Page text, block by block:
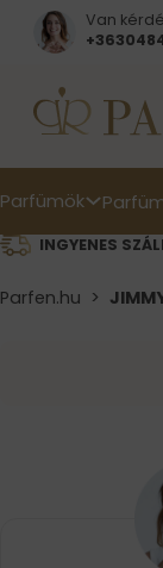
Van
Parfümök
INGYENES
Parfen.hu >